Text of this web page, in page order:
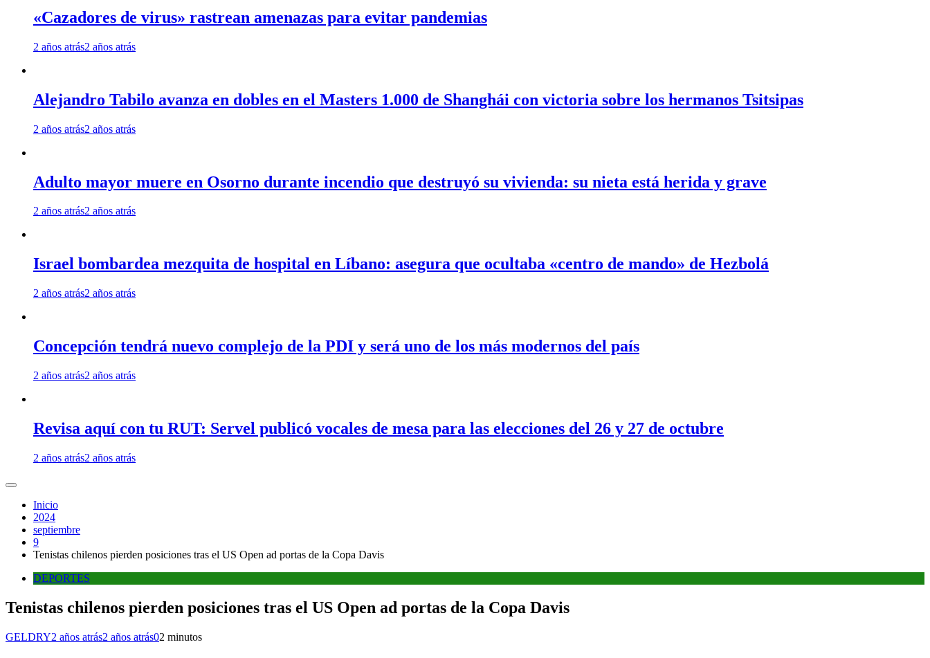
«Cazadores de virus» rastrean amenazas para evitar pandemias
2 años atrás2 años atrás
Alejandro Tabilo avanza en dobles en el Masters 1.000 de Shanghái con victoria sobre los hermanos Tsitsipas
2 años atrás2 años atrás
Adulto mayor muere en Osorno durante incendio que destruyó su vivienda: su nieta está herida y grave
2 años atrás2 años atrás
Israel bombardea mezquita de hospital en Líbano: asegura que ocultaba «centro de mando» de Hezbolá
2 años atrás2 años atrás
Concepción tendrá nuevo complejo de la PDI y será uno de los más modernos del país
2 años atrás2 años atrás
Revisa aquí con tu RUT: Servel publicó vocales de mesa para las elecciones del 26 y 27 de octubre
2 años atrás2 años atrás
Inicio
2024
septiembre
9
Tenistas chilenos pierden posiciones tras el US Open ad portas de la Copa Davis
DEPORTES
Tenistas chilenos pierden posiciones tras el US Open ad portas de la Copa Davis
GELDRY2 años atrás2 años atrás02 minutos